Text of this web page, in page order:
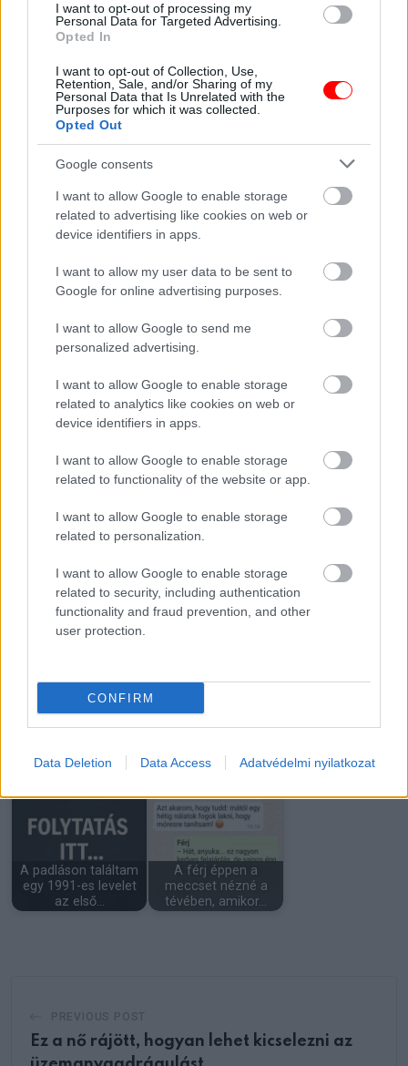
I want to opt-out of processing my
Personal Data for Targeted Advertising.
Opted In
I want to opt-out of Collection, Use,
Retention, Sale, and/or Sharing of my
Personal Data that Is Unrelated with the
Purposes for which it was collected.
Opted Out
Google consents
I want to allow Google to enable storage
related to advertising like cookies on web or
device identifiers in apps.
I want to allow my user data to be sent to
Google for online advertising purposes.
I want to allow Google to send me
personalized advertising.
I want to allow Google to enable storage
related to analytics like cookies on web or
device identifiers in apps.
I want to allow Google to enable storage
related to functionality of the website or app.
I want to allow Google to enable storage
related to personalization.
I want to allow Google to enable storage
related to security, including authentication
functionality and fraud prevention, and other
user protection.
CONFIRM
Data Deletion Data Access Adatvédelmi nyilatkozat
9 jel, hogy nem ez az
első életed a Földön:…
Süti és Cookie
tájékoztató
válási papírokat —
senki sem…
hatására felbolydult a
fogászati rendelő
őrmester végignéz az
újoncokon, majd
ráordít:
Az ebéd, ami
emlékeztetett arra,
mit jelent a kedvesség
Még nem akartam
gyereket, de a férjem
Ez a nő rájött, hogyan
lehet kicselezni az…
Felesége teljesen
összetört Diogo Jota
temetésén,…
15 évig úgy neveltem
a húgom fiát, mintha
úton…
mert valóra válhat
A padláson találtam
egy 1991-es levelet
az első…
A férj éppen a
meccset nézné a
tévében, amikor…
Ez a nő rájött, hogyan lehet kicselezni az